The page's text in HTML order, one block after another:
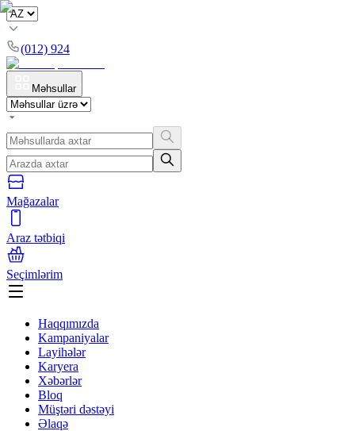
(012) 924
Məhsullar
Mağazalar
Araz tətbiqi
Seçimlərim
Haqqımızda
Kampaniyalar
Layihələr
Karyera
Xəbərlər
Bloq
Müştəri dəstəyi
Əlaqə